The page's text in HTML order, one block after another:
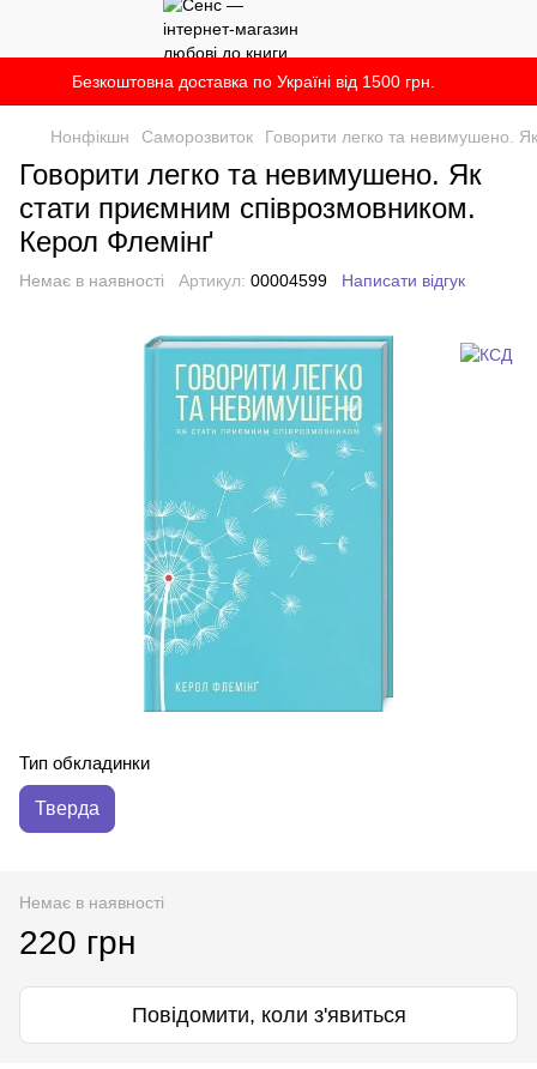
Безкоштовна доставка по Україні від 1500 грн.
Нонфікшн Саморозвиток Говорити легко та невимушено.
Говорити легко та невимушено. Як
стати приємним співрозмовником.
Керол Флемінґ
Немає в наявності Артикул: 00004599 Написати відгук
Тип обкладинки
Тверда
Немає в наявності
220 грн
Повідомити, коли з'явиться